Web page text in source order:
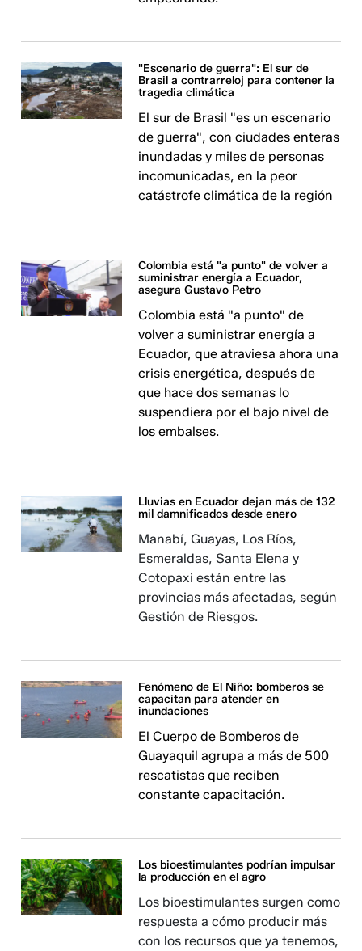
"Escenario de guerra": El sur de
Brasil a contrarreloj para contener la
tragedia climática
El sur de Brasil "es un escenario
de guerra", con ciudades enteras
inundadas y miles de personas
incomunicadas, en la peor
catástrofe climática de la región
Colombia está "a punto" de volver a
suministrar energía a Ecuador,
asegura Gustavo Petro
Colombia está "a punto" de
volver a suministrar energía a
Ecuador, que atraviesa ahora una
crisis energética, después de
que hace dos semanas lo
suspendiera por el bajo nivel de
los embalses.
Lluvias en Ecuador dejan más de 132
mil damnificados desde enero
Manabí, Guayas, Los Ríos,
Esmeraldas, Santa Elena y
Cotopaxi están entre las
provincias más afectadas, según
Gestión de Riesgos.
Fenómeno de El Niño: bomberos se
capacitan para atender en
inundaciones
El Cuerpo de Bomberos de
Guayaquil agrupa a más de 500
rescatistas que reciben
constante capacitación.
Los bioestimulantes podrían impulsar
la producción en el agro
Los bioestimulantes surgen como
respuesta a cómo producir más
con los recursos que ya tenemos,